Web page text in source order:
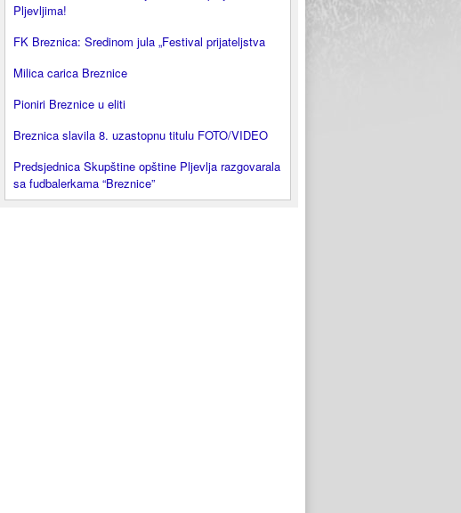
Pljevljima!
FK Breznica: Sredinom jula „Festival prijateljstva
Milica carica Breznice
Pioniri Breznice u eliti
Breznica slavila 8. uzastopnu titulu FOTO/VIDEO
Predsjednica Skupštine opštine Pljevlja razgovarala
sa fudbalerkama “Breznice”